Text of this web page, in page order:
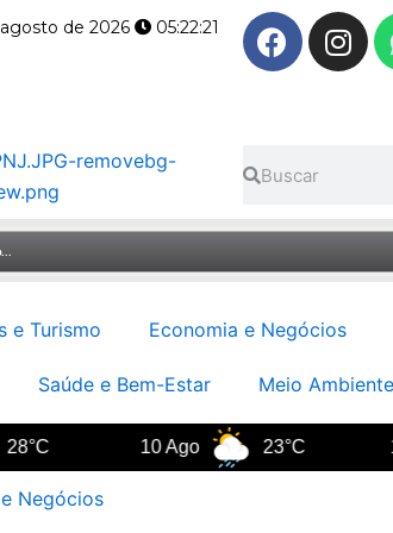
de 2026 05:22:22
F
a
o
k
I
n
a
m
e Turismo Economia e Negócios
Saúde e Bem-Estar Meio
10 Ago 23°C 11
Negócios